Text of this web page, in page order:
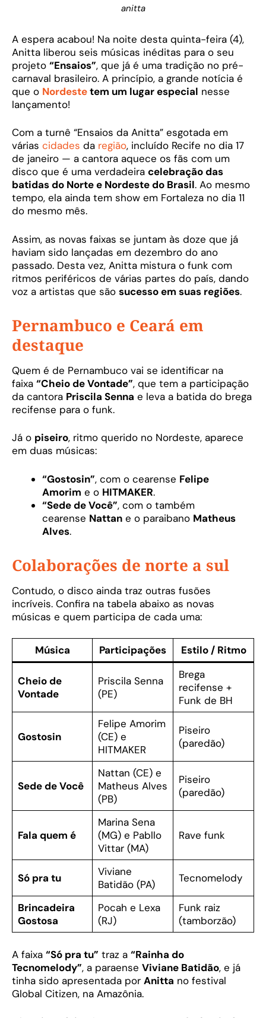
anitta
A espera acabou! Na noite desta quinta-feira (4),
Anitta liberou seis músicas inéditas para o seu
projeto “Ensaios”, que já é uma tradição no pré-
carnaval brasileiro. A princípio, a grande notícia é
que o Nordestetem um lugar especial nesse
lançamento!
Com a turnê “Ensaios da Anitta” esgotada em
várias cidades da região, incluído Recife no dia 17
de janeiro — a cantora aquece os fãs com um
disco que é uma verdadeira celebração das
batidas do Norte e Nordeste do Brasil. Ao mesmo
tempo, ela ainda tem show em Fortaleza no dia 11
do mesmo mês.
Assim, as novas faixas se juntam às doze que já
haviam sido lançadas em dezembro do ano
passado. Desta vez, Anitta mistura o funk com
ritmos periféricos de várias partes do país, dando
voz a artistas que são sucesso em suas regiões.
Pernambuco e Ceará em
destaque
Quem é de Pernambuco vai se identificar na
faixa “Cheio de Vontade”, que tem a participação
da cantora Priscila Senna e leva a batida do brega
recifense para o funk.
Já o piseiro, ritmo querido no Nordeste, aparece
em duas músicas:
“Gostosin”, com o cearense Felipe
Amorim e o HITMAKER.
“Sede de Você”, com o também
cearense Nattan e o paraibano Matheus
Alves.
Colaborações de norte a sul
Contudo, o disco ainda traz outras fusões
incríveis. Confira na tabela abaixo as novas
músicas e quem participa de cada uma:
Música Participações Estilo / Ritmo
Cheio de
Vontade
Priscila Senna
(PE)
Brega
recifense +
Funk de BH
Gostosin
Felipe Amorim
(CE) e
HITMAKER
Piseiro
(paredão)
Sede de Você
Nattan (CE) e
Matheus Alves
(PB)
Piseiro
(paredão)
Fala quem é
Marina Sena
(MG) e Pabllo
Vittar (MA)
Rave funk
Só pra tu
Viviane
Batidão (PA)
Tecnomelody
Brincadeira
Gostosa
Pocah e Lexa
(RJ)
Funk raiz
(tamborzão)
A faixa “Só pra tu” traz a “Rainha do
Tecnomelody”, a paraense Viviane Batidão, e já
tinha sido apresentada por Anitta no festival
Global Citizen, na Amazônia.